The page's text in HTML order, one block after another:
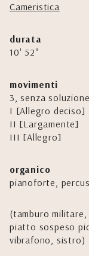
Cameristica
durata
10' 52"
movimenti
3, senza
I [Allegro deciso]
II [Largamente]
III [Allegro]
organico
pianoforte,
(tamburo
piatto sospeso
vibrafono, sistro)